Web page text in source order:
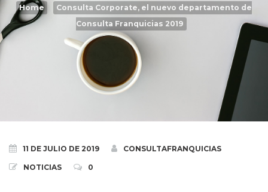
Quiero franquiciar mi negocio
Crear una Franquicia 2026
Como crear una Franquicia: Ser Franquiciador
Definición del modelo de franquicia
Home
Consulta Corporate, el nuevo departamento de
Consulta Franquicias 2019
11 DE JULIO DE 2019 CONSULTAFRANQUICIAS
NOTICIAS 0